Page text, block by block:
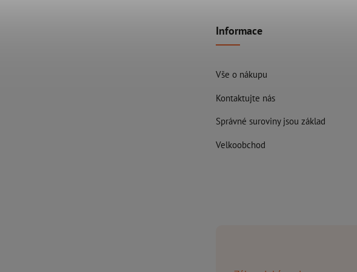
Informace
Vše o nákupu
Kontaktujte nás
Správné suroviny jsou základ
Velkoobchod